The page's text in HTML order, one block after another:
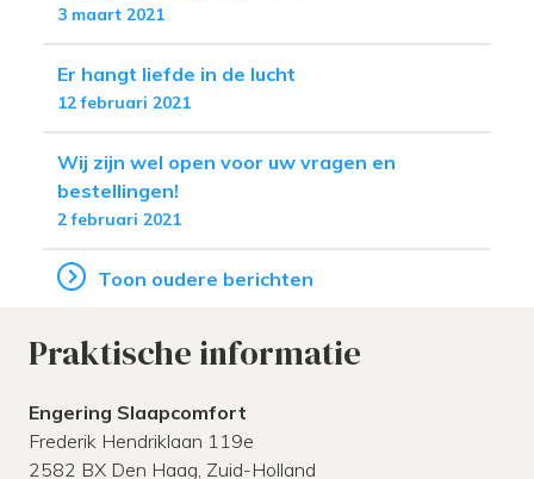
3 maart 2021
Er hangt liefde in de lucht
12 februari 2021
Wij zijn wel open voor uw vragen en
bestellingen!
2 februari 2021
Toon oudere berichten
Praktische informatie
Engering Slaapcomfort
Frederik Hendriklaan 119e
2582 BX Den Haag, Zuid-Holland